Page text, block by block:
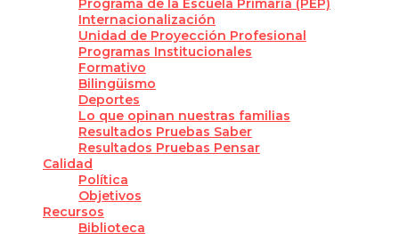
Programa de la Escuela Primaria (PEP)
Internacionalización
Unidad de Proyección Profesional
Programas Institucionales
Formativo
Bilingüismo
Deportes
Lo que opinan nuestras familias
Resultados Pruebas Saber
Resultados Pruebas Pensar
Calidad
Política
Objetivos
Recursos
Biblioteca